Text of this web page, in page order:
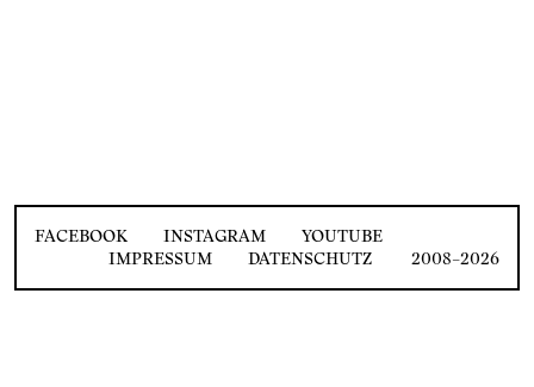
FACEBOOK INSTAGRAM
YOUTUBE
IMPRESSUM
DATENSCHUTZ 2008–2026